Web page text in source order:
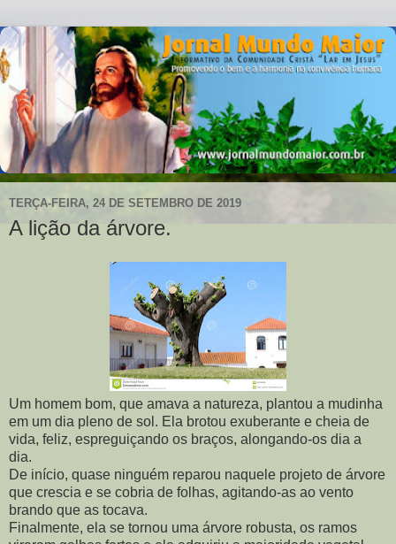
TERÇA-FEIRA, 24 DE SETEMBRO DE 2019
A lição da árvore.
Um homem bom, que amava a natureza, plantou a mudinha
em um dia pleno de sol. Ela brotou exuberante e cheia de
vida, feliz, espreguiçando os braços, alongando-os dia a
dia.
De início, quase ninguém reparou naquele projeto de árvore
que crescia e se cobria de folhas, agitando-as ao vento
brando que as tocava.
Finalmente, ela se tornou uma árvore robusta, os ramos